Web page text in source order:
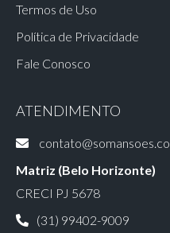
Termos de Uso
Política de Privacidade
Fale Conosco
ATENDIMENTO
Matriz (Belo Horizonte)
CRECI PJ 5678
(31) 99402-9009